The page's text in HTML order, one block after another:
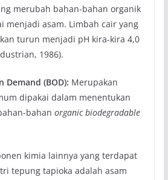
merubah bahan-bahan organik
menjadi asam. Limbah cair yang
turun menjadi pH kira-kira 4,0
1986).
Demand (BOD): Merupakan
dipakai dalam menentukan
bahan organic biodegradable
kimia lainnya yang terdapat
tepung tapioka adalah asam